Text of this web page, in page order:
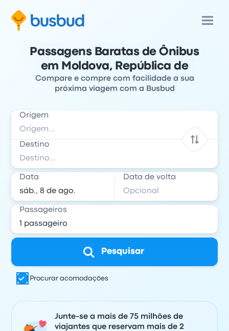
Passagens Baratas de Ônibus
em Moldova, República de
Compare e compre com facilidade a sua
próxima viagem com a Busbud
Origem
Destino
Data Data de volta
Passageiros
Pesquisar
Procurar acomodações
Junte-se a mais de 75 milhões de
viajantes que reservam mais de 2